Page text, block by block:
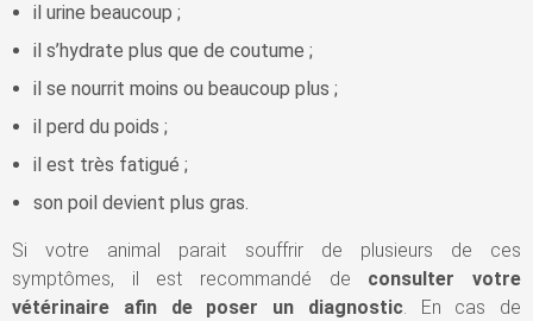
il urine beaucoup ;
il s’hydrate plus que de coutume ;
il se nourrit moins ou beaucoup plus ;
il perd du poids ;
il est très fatigué ;
son poil devient plus gras.
Si votre animal parait souffrir de plusieurs de ces
symptômes, il est recommandé de consulter votre
vétérinaire afin de poser un diagnostic. En cas de